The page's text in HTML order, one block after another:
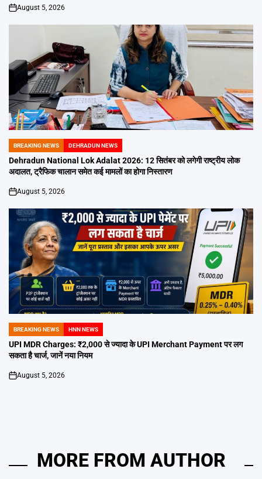
on
August 5, 2026
POSTED
IN
BREAKING NEWS DEHRADUN NEWS
Dehradun National Lok Adalat 2026: 12 सितंबर को लगेगी राष्ट्रीय लोक
अदालत, ट्रैफिक चालान समेत कई मामलों का होगा निस्तारण
on
August 5, 2026
POSTED
IN
BREAKING NEWS HNN NEWS
UPI MDR Charges: ₹2,000 से ज्यादा के UPI Merchant Payment पर लग
सकता है चार्ज, जानें नया नियम
on
August 5, 2026
MORE FROM AUTHOR